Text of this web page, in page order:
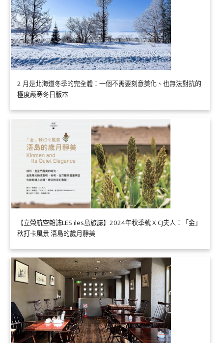
2 月是北海道冬季的完全體：一個不需要刻意美化、也無法對抗的
極度嚴寒冬日版本
【立榮航空雜誌LES iles島旅誌】2024年秋季號 X CJ夫人：「金」
秋打卡風景 浯島的歲月靜美